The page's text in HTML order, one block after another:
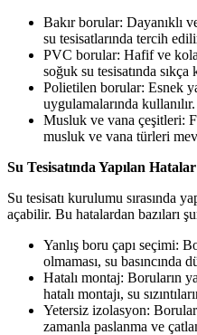
Bakır borular: Dayanıklı
su tesisatlarında tercih
PVC borular: Hafif ve
soğuk su tesisatında sıkça
Polietilen borular: Esnek
uygulamalarında kullanılır.
Musluk ve vana çeşitleri:
musluk ve vana türleri
Su Tesisatında Yapılan Hatalar
Su tesisatı kurulumu sırasında
açabilir. Bu hatalardan bazıları
Yanlış boru çapı seçimi:
olmaması, su basıncında
Hatalı montaj: Boruların
hatalı montajı, su
Yetersiz izolasyon:
zamanla paslanma ve